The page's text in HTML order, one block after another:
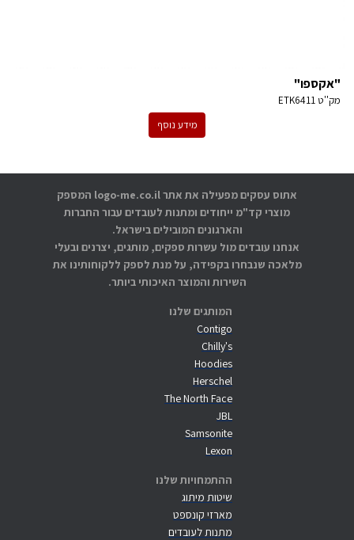
"אקספו"
מק''טETK6411
מידע נוסף
המותגים שלנו
Contigo
Chilly's
Hoodies
Herschel
The North Face
JBL
Samsonite
Lexon
ההתמחויות שלנו
שיטות מיתוג
מארזי קונספט
מתנות לעובדים
אתוס עסקים מפעילה את אתר logo-me.co.il המספק
מוצרי קד"מ ייחודים ומתנות לעובדים עבור החברות
והארגונים המובילים בישראל.
אנחנו עובדים מול עשרות ספקים, מותגים, יצרנים ובעלי
מלאכה שנבחרו בקפידה, על מנת לספק ללקוחותינו את
השירות והמוצר האיכותי ביותר.